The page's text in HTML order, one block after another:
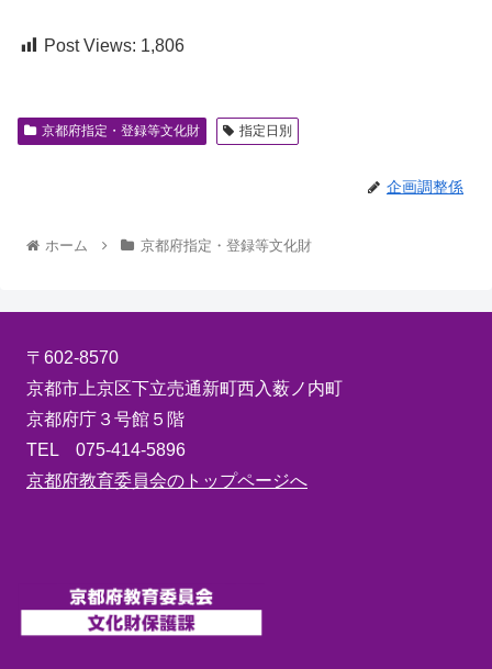
Post Views: 1,806
京都府指定・登録等文化財 指定日別
企画調整係
ホーム 京都府指定・登録等文化財
〒602-8570
京都市上京区下立売通新町西入薮ノ内町
京都府庁３号館５階
TEL 075-414-5896
京都府教育委員会のトップページへ